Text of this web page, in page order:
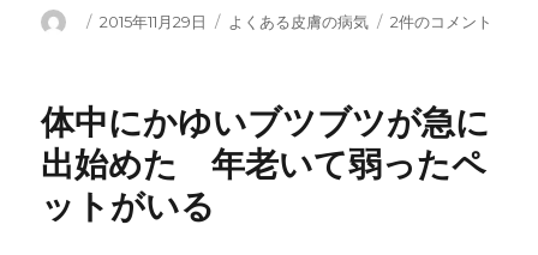
投 投
2015年11月29日
カ
ー
よくある皮膚の病気
私
は
な
ん
2件のコメント
体中にかゆいブツブツが急に
出始めた 年老いて弱ったペ
ットがいる